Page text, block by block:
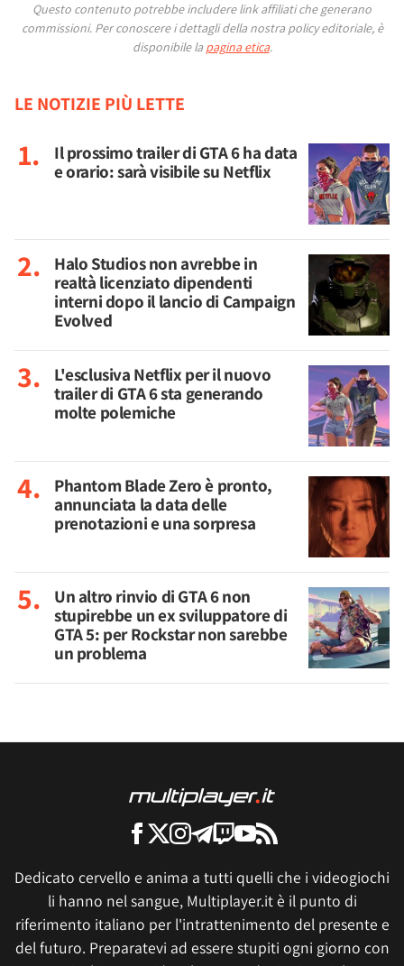
Questo contenuto potrebbe includere link affiliati che generano
commissioni. Per conoscere i dettagli della nostra policy editoriale, è
disponibile la pagina etica.
LE NOTIZIE PIÙ LETTE
Il prossimo trailer di GTA 6 ha data
e orario: sarà visibile su Netflix
Halo Studios non avrebbe in
realtà licenziato dipendenti
interni dopo il lancio di Campaign
Evolved
L'esclusiva Netflix per il nuovo
trailer di GTA 6 sta generando
molte polemiche
Phantom Blade Zero è pronto,
annunciata la data delle
prenotazioni e una sorpresa
Un altro rinvio di GTA 6 non
stupirebbe un ex sviluppatore di
GTA 5: per Rockstar non sarebbe
un problema
Dedicato cervello e anima a tutti quelli che i videogiochi
li hanno nel sangue, Multiplayer.it è il punto di
riferimento italiano per l'intrattenimento del presente e
del futuro. Preparatevi ad essere stupiti ogni giorno con